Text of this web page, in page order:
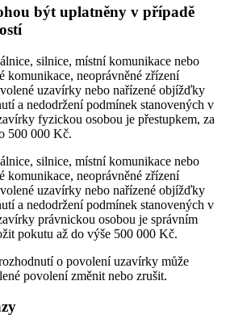
být uplatněny v případě
silnice, místní komunikace nebo
komunikace, neoprávněné zřízení
uzavírky nebo nařízené objížďky
a nedodržení podmínek stanovených v
fyzickou osobou je přestupkem, za
500 000 Kč.
silnice, místní komunikace nebo
komunikace, neoprávněné zřízení
uzavírky nebo nařízené objížďky
a nedodržení podmínek stanovených v
právnickou osobou je správním
pokutu až do výše 500 000 Kč.
o povolení uzavírky může
povolení změnit nebo zrušit.